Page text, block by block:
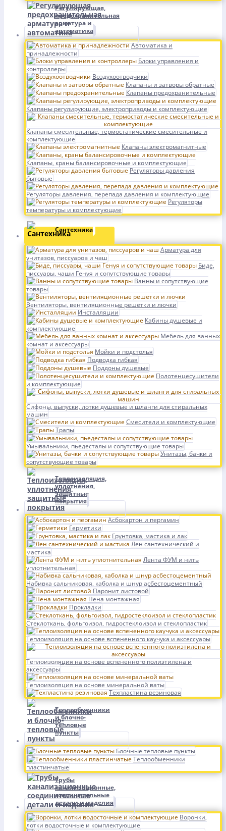
Регулирующая,
предохранительная
арматура и
автоматика
Автоматика и
принадлежности
Блоки управления и
контроллеры
Воздухоотводчики
Клапаны и затворы обратные
Клапаны предохранительные
Клапаны регулирующие, электроприводы и комплектующие
Клапаны смесительные, термостатические смесительные и
комплектующие
Клапаны электромагнитные
Клапаны, краны балансировочные и комплектующие
Регуляторы давления
бытовые
Регуляторы давления, перепада давления и комплектующие
Регуляторы
температуры и комплектующие
Сантехника
Арматура для
унитазов, писсуаров и чаш
Биде,
писсуары, чаши Генуя и сопутствующие товары
Ванны и сопутствующие
товары
Вентиляторы, вентиляционные решетки и лючки
Инсталляции
Кабины душевые и
комплектующие
Мебель для ванных
комнат и аксессуары
Мойки и подстолья
Подводка гибкая
Поддоны душевые
Полотенцесушители
и комплектующие
Сифоны, выпуски, лотки душевые и шланги для стиральных
машин
Смесители и комплектующие
Трапы
Умывальники, пьедесталы и сопутствующие товары
Унитазы, бачки и
сопутствующие товары
Теплоизоляция,
уплотнения,
защитные
покрытия
Асбокартон и пергамин
Герметики
Грунтовка, мастика и лак
Лен сантехнический и
мастика
Лента ФУМ и нить
уплотнительная
Набивка сальниковая, каболка и шнур асбестоцементный
Паронит листовой
Пена монтажная
Прокладки
Стеклоткань, фольгоизол, гидростеклоизол и стеклопластик
Теплоизоляция на основе вспененного каучука и аксессуары
Теплоизоляция на основе вспененного полиэтилена и
аксессуары
Теплоизоляция на основе минеральной ваты
Техпластина резиновая
Теплообменники
и блочно-
тепловые
пункты
Блочные тепловые пункты
Теплообменники
пластинчатые
Трубы
канализационные,
соединительные
детали и изделия
Воронки,
лотки водосточные и комплектующие